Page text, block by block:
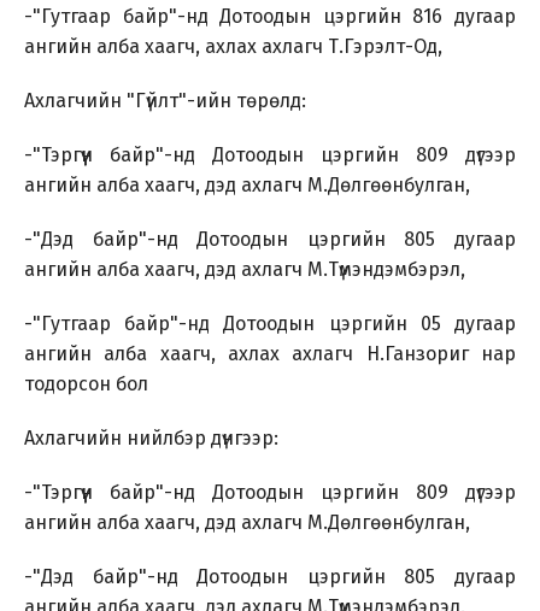
-"Гутгаар байр"-нд Дотоодын цэргийн 816 дугаар
ангийн алба хаагч, ахлах ахлагч Т.Гэрэлт-Од,
Ахлагчийн "Гүйлт"-ийн төрөлд:
-"Тэргүүн байр"-нд Дотоодын цэргийн 809 дүгээр
ангийн алба хаагч, дэд ахлагч М.Дөлгөөнбулган,
-"Дэд байр"-нд Дотоодын цэргийн 805 дугаар
ангийн алба хаагч, дэд ахлагч М.Түмэндэмбэрэл,
-"Гутгаар байр"-нд Дотоодын цэргийн 05 дугаар
ангийн алба хаагч, ахлах ахлагч Н.Ганзориг нар
тодорсон бол
Ахлагчийн нийлбэр дүнгээр:
-"Тэргүүн байр"-нд Дотоодын цэргийн 809 дүгээр
ангийн алба хаагч, дэд ахлагч М.Дөлгөөнбулган,
-"Дэд байр"-нд Дотоодын цэргийн 805 дугаар
ангийн алба хаагч, дэд ахлагч М.Түмэндэмбэрэл,